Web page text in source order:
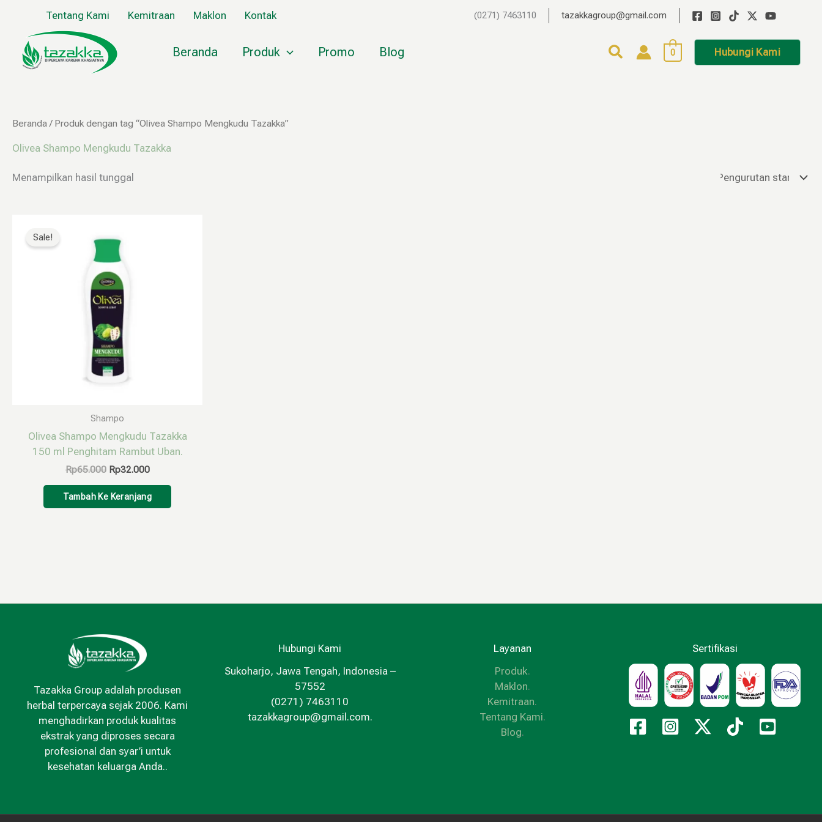
konten
Tentang Kami Kemitraan Maklon Kontak (0271) 7463110 tazakkagroup@gmail.com
Beranda Produk Promo Blog 0 Hubungi Kami
Beranda/ Produk dengan tag “Olivea Shampo Mengkudu Tazakka”
Olivea Shampo Mengkudu Tazakka
Menampilkan hasil tunggal
Sale!
Shampo
Olivea Shampo Mengkudu Tazakka
150 ml Penghitam Rambut Uban.
Rp65.000
adalah:
Rp65.000.
Rp32.000
Tambah Ke Keranjang
Tazakka Group adalah produsen
herbal terpercaya sejak 2006. Kami
menghadirkan produk kualitas
ekstrak yang diproses secara
profesional dan syar’i untuk
kesehatan keluarga Anda..
Hubungi Kami
Sukoharjo, Jawa Tengah, Indonesia –
57552
(0271) 7463110
tazakkagroup@gmail.com.
Layanan
Produk.
Maklon.
Kemitraan.
Tentang Kami.
Blog.
Sertifikasi